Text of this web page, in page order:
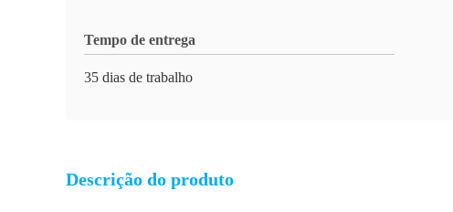
Tempo de entrega
35 dias de trabalho
Descrição do produto